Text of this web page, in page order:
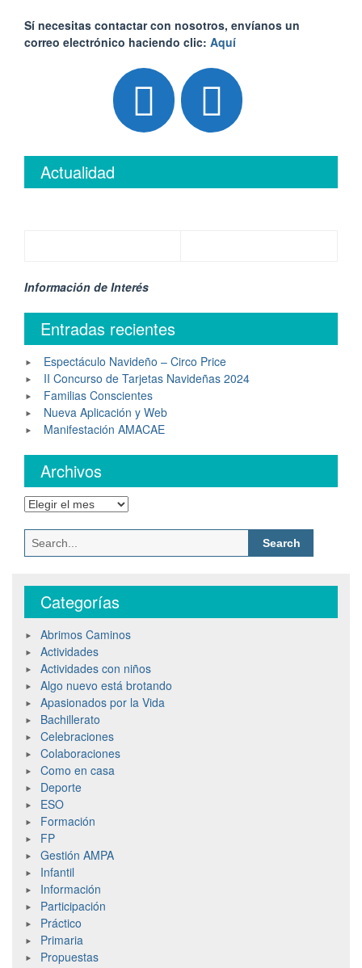
Sí necesitas contactar con nosotros, envíanos un
correo electrónico haciendo clic: Aquí
Actualidad
Información de Interés
Entradas recientes
Espectáculo Navideño – Circo Price
II Concurso de Tarjetas Navideñas 2024
Familias Conscientes
Nueva Aplicación y Web
Manifestación AMACAE
Archivos
Categorías
Abrimos Caminos
Actividades
Actividades con niños
Algo nuevo está brotando
Apasionados por la Vida
Bachillerato
Celebraciones
Colaboraciones
Como en casa
Deporte
ESO
Formación
FP
Gestión AMPA
Infantil
Información
Participación
Práctico
Primaria
Propuestas